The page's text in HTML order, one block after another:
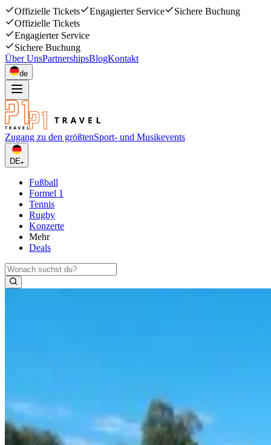
Offizielle Tickets Engagierter Service
Sichere Buchung
Offizielle Tickets
Engagierter Service
Sichere Buchung
Über UnsPartnershipsBlogKontakt
de
Zugang zu den größtenSport- und Musikevents
DE
Fußball
Formel 1
Tennis
Rugby
Konzerte
Mehr
Deals